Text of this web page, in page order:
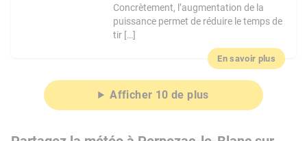
Concrètement, l’augmentation de la
puissance permet de réduire le temps de
tir […]
En savoir plus
Afficher 10 de plus